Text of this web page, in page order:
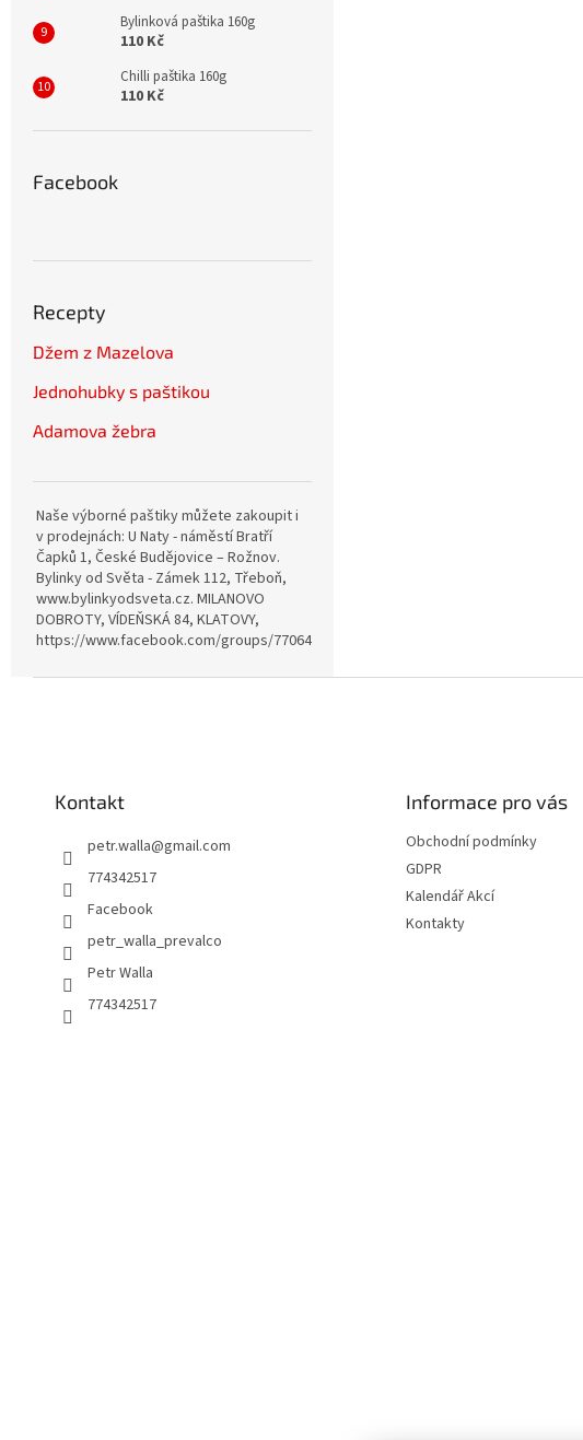
Bylinková paštika 160g
110 Kč
Chilli paštika 160g
110 Kč
Facebook
Recepty
Džem z Mazelova
Jednohubky s paštikou
Adamova žebra
Naše výborné paštiky můžete zakoupit i
v prodejnách: U Naty - náměstí Bratří
Čapků 1, České Budějovice – Rožnov.
Bylinky od Světa - Zámek 112, Třeboň,
www.bylinkyodsveta.cz. MILANOVO
DOBROTY, VÍDEŇSKÁ 84, KLATOVY,
https://www.facebook.com/groups/770642815057689
Kontakt
petr.walla@gmail.com
774342517
Facebook
petr_walla_prevalco
Petr Walla
774342517
Informace pro vás
Obchodní podmínky
GDPR
Kalendář Akcí
Kontakty